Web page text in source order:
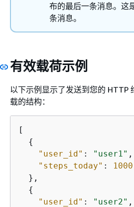
布的最后一条消息。这
条消息。
有效载荷示例
以下示例显示了发送到您的 HTTP
载的结构：
[
{
"user_id" : "user1" ,
"steps_today" :
1000
  },
{
"user_id" : "user2" ,